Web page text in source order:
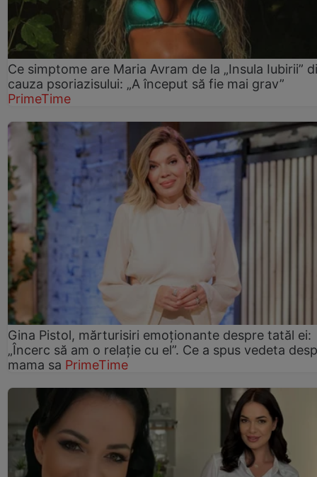
Ce simptome are Maria Avram de la „Insula Iubirii”
cauza psoriazisului: „A început să fie mai grav”
PrimeTime
Gina Pistol, mărturisiri emoționante despre tatăl ei:
„Încerc să am o relație cu el”. Ce a spus vedeta
mama sa PrimeTime